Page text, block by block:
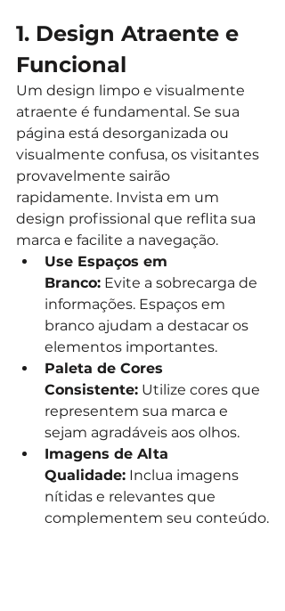
1. Design Atraente e
Funcional
Um design limpo e visualmente
atraente é fundamental. Se sua
página está desorganizada ou
visualmente confusa, os visitantes
provavelmente sairão
rapidamente. Invista em um
design profissional que reflita sua
marca e facilite a navegação.
Use Espaços em
Branco: Evite a sobrecarga de
informações. Espaços em
branco ajudam a destacar os
elementos importantes.
Paleta de Cores
Consistente: Utilize cores que
representem sua marca e
sejam agradáveis aos olhos.
Imagens de Alta
Qualidade: Inclua imagens
nítidas e relevantes que
complementem seu conteúdo.